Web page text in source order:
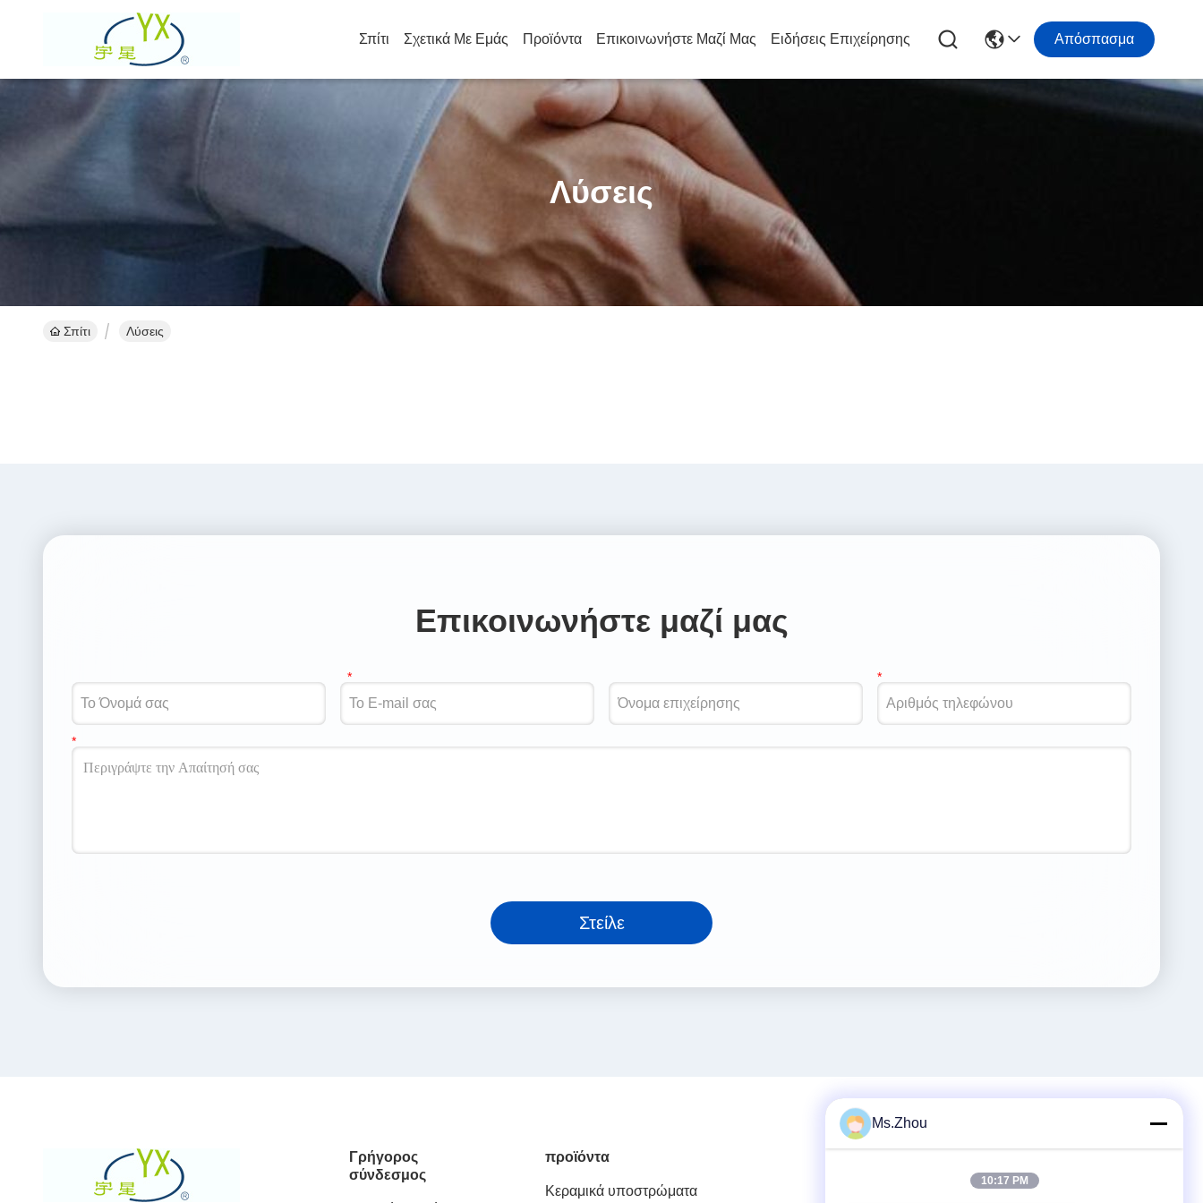
Σπίτι Σχετικά Με Εμάς Προϊόντα Επικοινωνήστε Μαζί Μας Ειδήσεις Επιχείρησης Απόσπασμα
Λύσεις
Σπίτι Λύσεις
Επικοινωνήστε μαζί μας
Στείλε
Γρήγορος
σύνδεσμος
προϊόντα
Κεραμικά υποστρώματα Τηλεφώνημα
Ms.Zhou
10:17 PM